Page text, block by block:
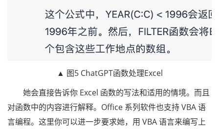
▲ 图5 ChatGPT函数处理Excel
她会直接告诉你 Excel 函数的写法和适用的情境。而且
对函数中的内容进行解释。Office 系列软件也支持 VBA 语
言编程。这里你可以进一步要求她，用 VBA 语言来编写上